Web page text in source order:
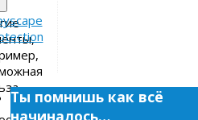
Ты помнишь как всё
начиналось…